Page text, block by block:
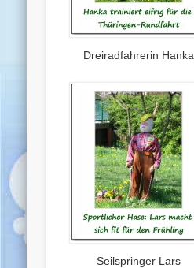
Dreiradfahrerin Hanka
Seilspringer Lars